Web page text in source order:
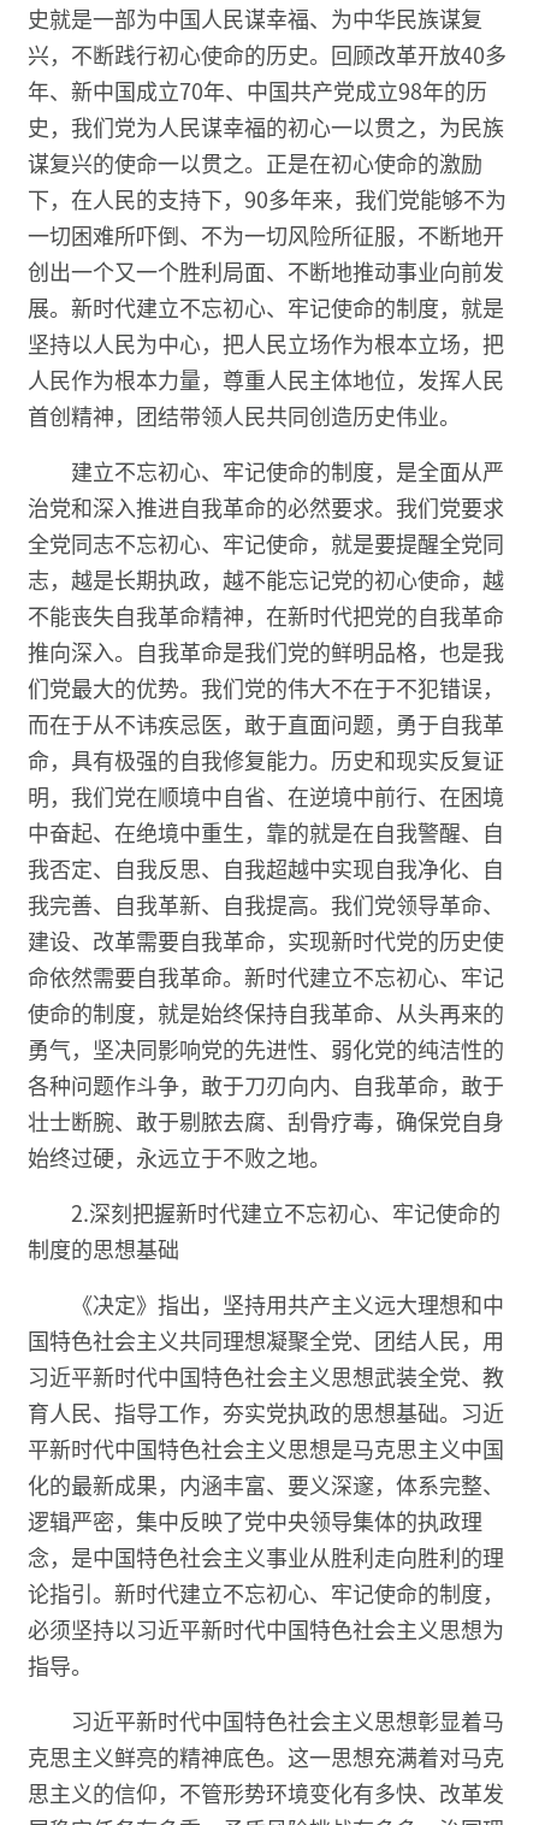
史就是一部为中国人民谋幸福、为中华民族谋复
兴，不断践行初心使命的历史。回顾改革开放40多
年、新中国成立70年、中国共产党成立98年的历
史，我们党为人民谋幸福的初心一以贯之，为民族
谋复兴的使命一以贯之。正是在初心使命的激励
下，在人民的支持下，90多年来，我们党能够不为
一切困难所吓倒、不为一切风险所征服，不断地开
创出一个又一个胜利局面、不断地推动事业向前发
展。新时代建立不忘初心、牢记使命的制度，就是
坚持以人民为中心，把人民立场作为根本立场，把
人民作为根本力量，尊重人民主体地位，发挥人民
首创精神，团结带领人民共同创造历史伟业。
建立不忘初心、牢记使命的制度，是全面从严
治党和深入推进自我革命的必然要求。我们党要求
全党同志不忘初心、牢记使命，就是要提醒全党同
志，越是长期执政，越不能忘记党的初心使命，越
不能丧失自我革命精神，在新时代把党的自我革命
推向深入。自我革命是我们党的鲜明品格，也是我
们党最大的优势。我们党的伟大不在于不犯错误，
而在于从不讳疾忌医，敢于直面问题，勇于自我革
命，具有极强的自我修复能力。历史和现实反复证
明，我们党在顺境中自省、在逆境中前行、在困境
中奋起、在绝境中重生，靠的就是在自我警醒、自
我否定、自我反思、自我超越中实现自我净化、自
我完善、自我革新、自我提高。我们党领导革命、
建设、改革需要自我革命，实现新时代党的历史使
命依然需要自我革命。新时代建立不忘初心、牢记
使命的制度，就是始终保持自我革命、从头再来的
勇气，坚决同影响党的先进性、弱化党的纯洁性的
各种问题作斗争，敢于刀刃向内、自我革命，敢于
壮士断腕、敢于剔脓去腐、刮骨疗毒，确保党自身
始终过硬，永远立于不败之地。
2.深刻把握新时代建立不忘初心、牢记使命的
制度的思想基础
《决定》指出，坚持用共产主义远大理想和中
国特色社会主义共同理想凝聚全党、团结人民，用
习近平新时代中国特色社会主义思想武装全党、教
育人民、指导工作，夯实党执政的思想基础。习近
平新时代中国特色社会主义思想是马克思主义中国
化的最新成果，内涵丰富、要义深邃，体系完整、
逻辑严密，集中反映了党中央领导集体的执政理
念，是中国特色社会主义事业从胜利走向胜利的理
论指引。新时代建立不忘初心、牢记使命的制度，
必须坚持以习近平新时代中国特色社会主义思想为
指导。
习近平新时代中国特色社会主义思想彰显着马
克思主义鲜亮的精神底色。这一思想充满着对马克
思主义的信仰，不管形势环境变化有多快、改革发